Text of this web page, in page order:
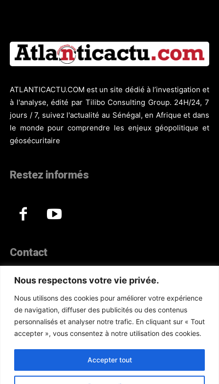
Nous respectons votre vie privée.
Nous utilisons des cookies pour améliorer votre expérience
de navigation, diffuser des publicités ou des contenus
personnalisés et analyser notre trafic. En cliquant sur « Tout
accepter », vous consentez à notre utilisation des cookies.
Accepter tout
ATLANTICACTU.COM est un site dédié à l’investigation et
à l'analyse, édité par Tilibo Consulting Group. 24H/24, 7
jours / 7, suivez l'actualité au Sénégal, en Afrique et dans
le monde pour comprendre les enjeux géopolitique et
géosécuritaire
Restez informés
Contact
Téléphone :(+221) 70 330 86 87‬
WhatsApp : (+33) 6 52 17 85 46
E-mail : redaction@atlanticactu.com
E-mail : commercial@atlanticactu.com
Nous écrire Qui sommes-nous ?